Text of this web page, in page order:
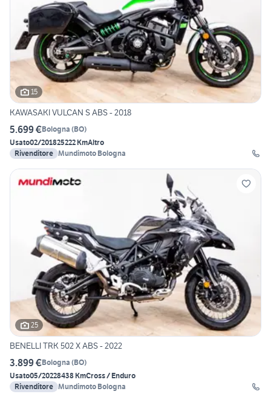
15
KAWASAKI VULCAN S ABS - 2018
5.699 €Bologna (BO)
Usato02/201825222 KmAltro
Rivenditore Mundimoto Bologna
25
BENELLI TRK 502 X ABS - 2022
3.899 €Bologna (BO)
Usato05/20228438 KmCross / Enduro
Rivenditore Mundimoto Bologna